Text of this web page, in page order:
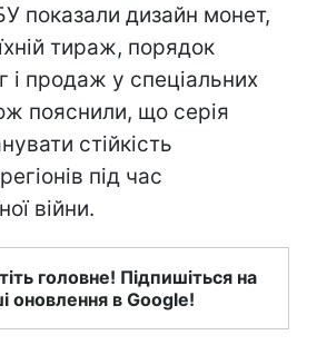
показали дизайн монет,
тираж, порядок
і продаж у спеціальних
пояснили, що серія
стійкість
під час
війни.
головне! Підпишіться на
оновлення в Google!